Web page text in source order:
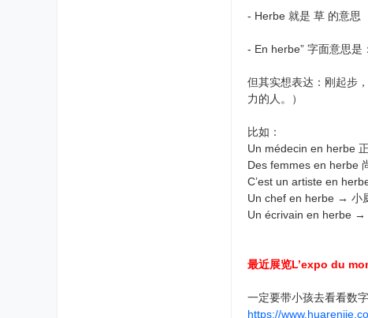
- Herbe 就是 草 的意思
- En herbe” 字面意思是
但其实想表达：刚起步
力的人。）
比如：
Un médecin en herbe
Des femmes en herbe
C’est un artiste en
Un chef en herbe → 小
Un écrivain en herbe →
最近展览L’expo du
一定要带小孩去看看数
https://